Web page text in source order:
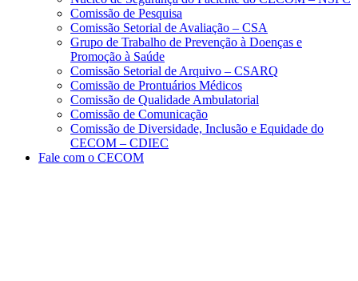
Comissão de Pesquisa
Comissão Setorial de Avaliação – CSA
Grupo de Trabalho de Prevenção à Doenças e
Promoção à Saúde
Comissão Setorial de Arquivo – CSARQ
Comissão de Prontuários Médicos
Comissão de Qualidade Ambulatorial
Comissão de Comunicação
Comissão de Diversidade, Inclusão e Equidade do
CECOM – CDIEC
Fale com o CECOM